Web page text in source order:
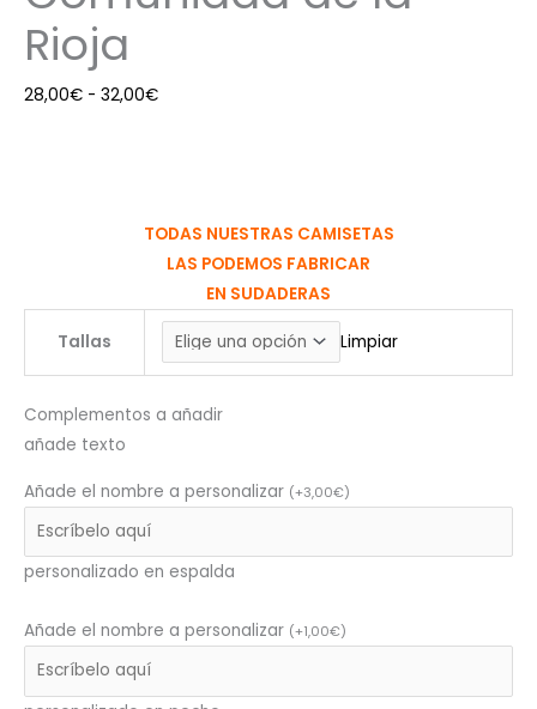
Rioja
28,00€ - 32,00€
TODAS NUESTRAS CAMISETAS
LAS PODEMOS FABRICAR
EN SUDADERAS
Tallas Limpiar
Complementos a añadir
añade texto
Añade el nombre a personalizar (+3,00€)
personalizado en espalda
Añade el nombre a personalizar (+1,00€)